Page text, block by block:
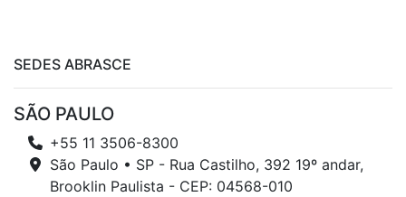
SEDES ABRASCE
SÃO PAULO
+55 11 3506-8300
São Paulo • SP - Rua Castilho, 392 19º andar,
Brooklin Paulista - CEP: 04568-010